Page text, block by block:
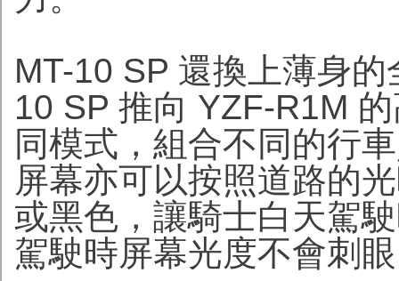
MT-10 SP 還換上薄身
10 SP 推向 YZF-R1M
同模式，組合不同的行
屏幕亦可以按照道路的
或黑色，讓騎士白天駕
駕駛時屏幕光度不會刺